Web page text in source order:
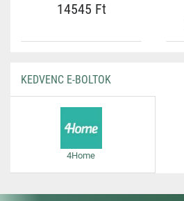
14545 Ft
KEDVENC E-BOLTOK
4Home